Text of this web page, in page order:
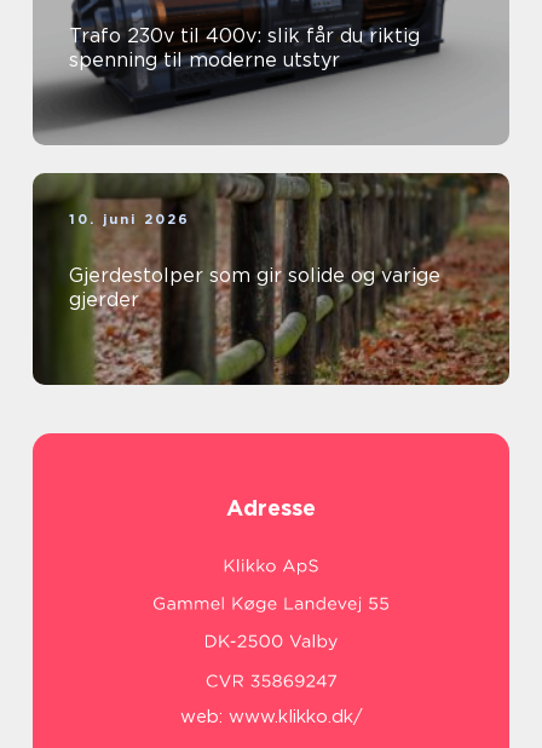
Trafo 230v til 400v: slik får du riktig
spenning til moderne utstyr
10. juni 2026
Gjerdestolper som gir solide og varige
gjerder
Adresse
web: www.klikko.dk/